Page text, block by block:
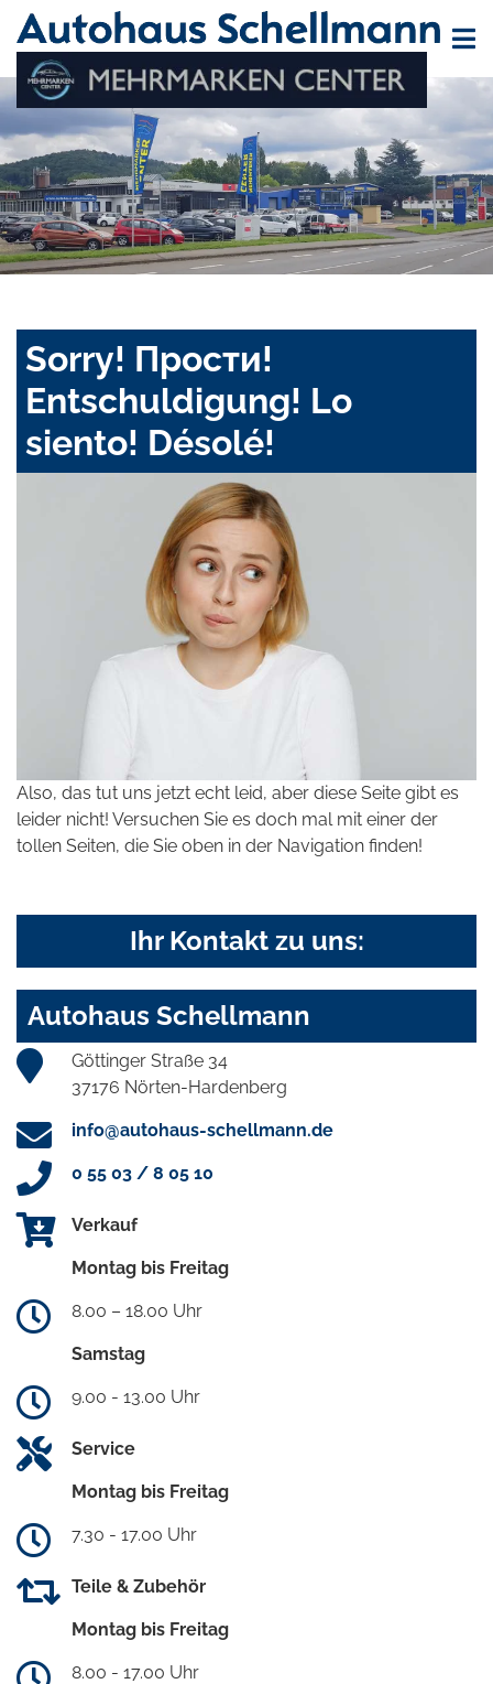
Sorry! Прости!
Entschuldigung! Lo
siento! Désolé!
Also, das tut uns jetzt echt leid, aber diese Seite gibt es
leider nicht! Versuchen Sie es doch mal mit einer der
tollen Seiten, die Sie oben in der Navigation finden!
Ihr Kontakt zu uns:
Autohaus Schellmann
Göttinger Straße 34
37176 Nörten-Hardenberg
info@autohaus-schellmann.de
0 55 03 / 8 05 10
Verkauf
Montag bis Freitag
8.00 – 18.00 Uhr
Samstag
9.00 - 13.00 Uhr
Service
Montag bis Freitag
7.30 - 17.00 Uhr
Teile & Zubehör
Montag bis Freitag
8.00 - 17.00 Uhr